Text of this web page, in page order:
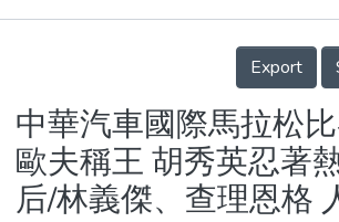
Statistics
Details
Export
中華汽車國際馬拉松
歐夫稱王 胡秀英忍著
后/林義傑、查理恩格